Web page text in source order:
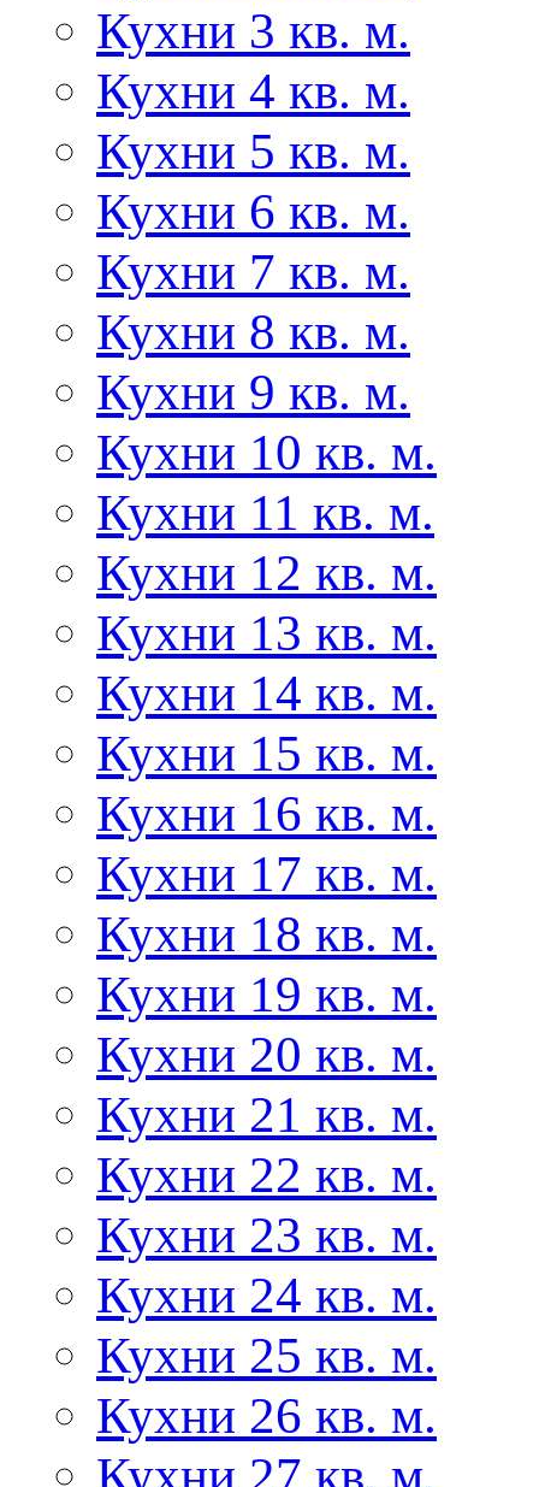
Кухни 3 кв. м.
Кухни 4 кв. м.
Кухни 5 кв. м.
Кухни 6 кв. м.
Кухни 7 кв. м.
Кухни 8 кв. м.
Кухни 9 кв. м.
Кухни 10 кв. м.
Кухни 11 кв. м.
Кухни 12 кв. м.
Кухни 13 кв. м.
Кухни 14 кв. м.
Кухни 15 кв. м.
Кухни 16 кв. м.
Кухни 17 кв. м.
Кухни 18 кв. м.
Кухни 19 кв. м.
Кухни 20 кв. м.
Кухни 21 кв. м.
Кухни 22 кв. м.
Кухни 23 кв. м.
Кухни 24 кв. м.
Кухни 25 кв. м.
Кухни 26 кв. м.
Кухни 27 кв. м.